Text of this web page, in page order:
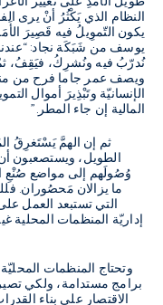
النظام الذي يَكْثُرُ أنْ يرى
يكون التّموِيلُ فيه قَصِيرَ
يوسف من شَبَكَة نجاد: “
نُدرّبُ فيه ونُشرِكُ، فيَقِفُ،
ويصف عمر جاما فرح من
الإنسانيّة وتَبْذِيرَ أموال
المالية إن جاء المطر.”
ثم إن الهمَّ يَسْتَغرِقُ
الطويل، ويستصعبون
وُصُولَهم إلى مواضع صُنْعِ
ما يزالان مَحصُوران.
التي تستبعد العمل
إداريّة المنظمات المحلية
وتحتاج المنظمات
برامج مستدامة، ولكي
الاقتصار على بناء